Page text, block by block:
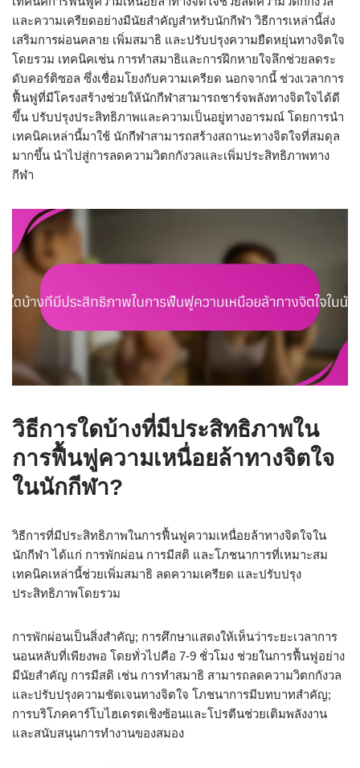
และความเครียดอย่างมีนัยสำคัญสำหรับนักกีฬา วิธีการเหล่านี้ส่ง
เสริมการผ่อนคลาย เพิ่มสมาธิ และปรับปรุงความยืดหยุ่นทางจิตใจ
โดยรวม เทคนิคเช่น การทำสมาธิและการฝึกหายใจลึกช่วยลดระ
ดับคอร์ติซอล ซึ่งเชื่อมโยงกับความเครียด นอกจากนี้ ช่วงเวลาการ
ฟื้นฟูที่มีโครงสร้างช่วยให้นักกีฬาสามารถชาร์จพลังทางจิตใจได้ดี
ขึ้น ปรับปรุงประสิทธิภาพและความเป็นอยู่ทางอารมณ์ โดยการนำ
เทคนิคเหล่านี้มาใช้ นักกีฬาสามารถสร้างสถานะทางจิตใจที่สมดุล
มากขึ้น นำไปสู่การลดความวิตกกังวลและเพิ่มประสิทธิภาพทาง
กีฬา
วิธีการใดบ้างที่มีประสิทธิภาพใน
การฟื้นฟูความเหนื่อยล้าทางจิตใจ
ในนักกีฬา?
วิธีการที่มีประสิทธิภาพในการฟื้นฟูความเหนื่อยล้าทางจิตใจใน
นักกีฬา ได้แก่ การพักผ่อน การมีสติ และโภชนาการที่เหมาะสม
เทคนิคเหล่านี้ช่วยเพิ่มสมาธิ ลดความเครียด และปรับปรุง
ประสิทธิภาพโดยรวม
การพักผ่อนเป็นสิ่งสำคัญ; การศึกษาแสดงให้เห็นว่าระยะเวลาการ
นอนหลับที่เพียงพอ โดยทั่วไปคือ 7-9 ชั่วโมง ช่วยในการฟื้นฟูอย่าง
มีนัยสำคัญ การมีสติ เช่น การทำสมาธิ สามารถลดความวิตกกังวล
และปรับปรุงความชัดเจนทางจิตใจ โภชนาการมีบทบาทสำคัญ;
การบริโภคคาร์โบไฮเดรตเชิงซ้อนและโปรตีนช่วยเติมพลังงาน
และสนับสนุนการทำงานของสมอง